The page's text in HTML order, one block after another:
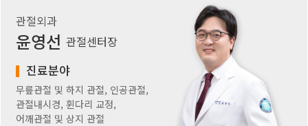
관절외과
윤영선 관절센터장
진료분야
무릎관절 및 하지 관절, 인공관절,
관절내시경, 휜다리 교정,
어깨관절 및 상지 관절